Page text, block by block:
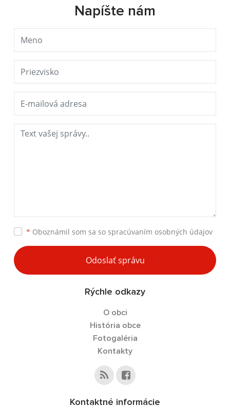
Napíšte nám
* Oboznámil som sa so spracúvaním osobných údajov
Odoslať správu
Rýchle odkazy
O obci
História obce
Fotogaléria
Kontakty
Kontaktné informácie